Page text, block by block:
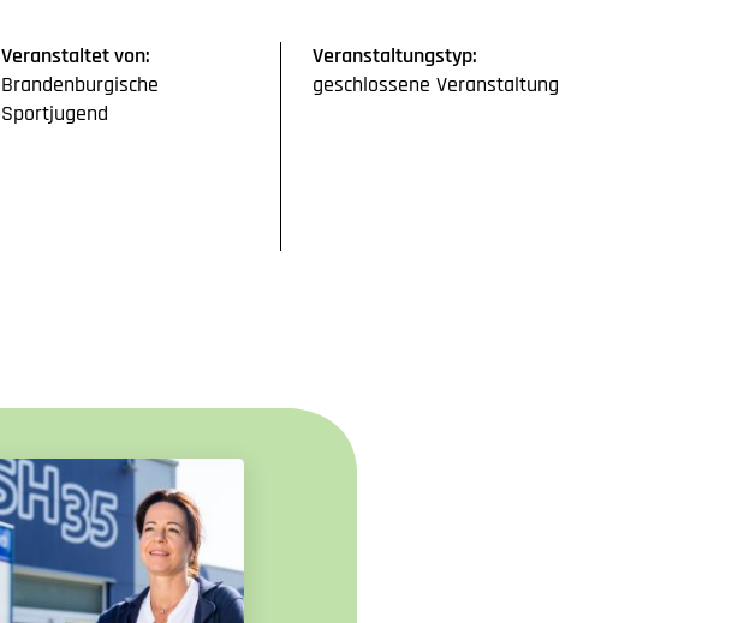
Veranstaltet von:
Brandenburgische
Sportjugend
Veranstaltungstyp:
geschlossene Veranstaltung